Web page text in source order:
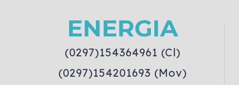
ENERGIA
(0297)154364961 (Cl)
(0297)154201693 (Mov)